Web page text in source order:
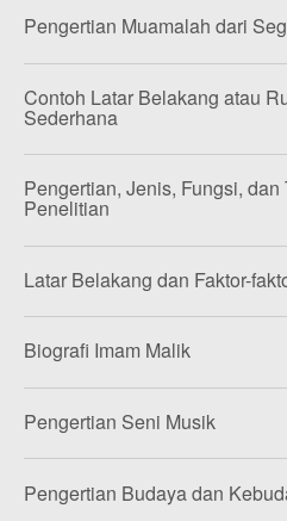
Pengertian Muamalah dari
Contoh Latar Belakang atau
Sederhana
Pengertian, Jenis, Fungsi,
Penelitian
Latar Belakang dan Faktor-
Biografi Imam Malik
Pengertian Seni Musik
Pengertian Budaya dan